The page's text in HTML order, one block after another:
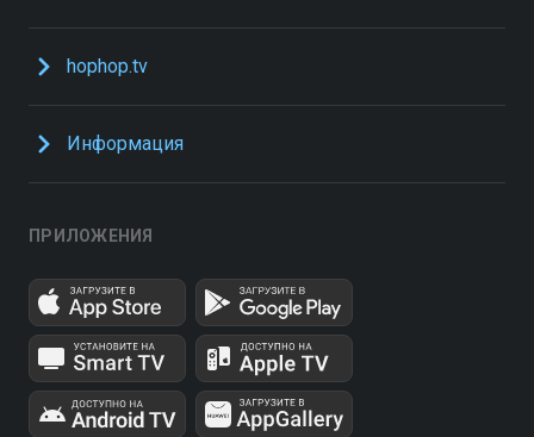
hophop.tv
Информация
ПРИЛОЖЕНИЯ